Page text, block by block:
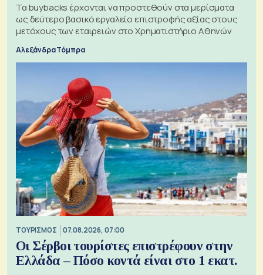
Τα buybacks έρχονται να προστεθούν στα μερίσματα
ως δεύτερο βασικό εργαλείο επιστροφής αξίας στους
μετόχους των εταιρειών στο Χρηματιστήριο Αθηνών
Αλεξάνδρα Τόμπρα
ΤΟΥΡΙΣΜΟΣ 07.08.2026, 07:00
Οι Σέρβοι τουρίστες επιστρέφουν στην
Ελλάδα – Πόσο κοντά είναι στο 1 εκατ.